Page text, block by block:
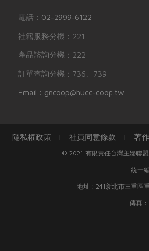
電話： 02-2999-6122
社籍服務分機：221
產品諮詢分機：222
訂單查詢分機：736、739
Email：gncoop@hucc-coop.tw
隱私權政策 | 社員同意條款 | 著
© 2021 有限責任台灣主婦聯
統一
地址：241新北市三重區
傳真